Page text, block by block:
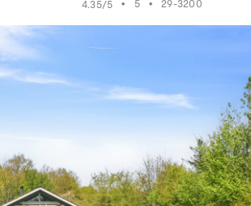
4.35/5 • 5 • 29-3200